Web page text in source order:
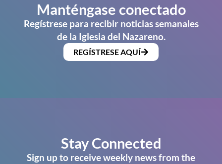
Manténgase conectado
Regístrese para recibir noticias semanales
de la Iglesia del Nazareno.
REGÍSTRESE AQUÍ
Stay Connected
Sign up to receive weekly news from the